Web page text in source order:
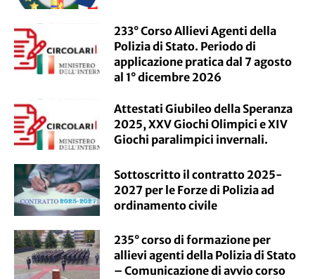
233° Corso Allievi Agenti della
Polizia di Stato. Periodo di
applicazione pratica dal 7 agosto
al 1° dicembre 2026
Attestati Giubileo della Speranza
2025, XXV Giochi Olimpici e XIV
Giochi paralimpici invernali.
Sottoscritto il contratto 2025-
2027 per le Forze di Polizia ad
ordinamento civile
235° corso di formazione per
allievi agenti della Polizia di Stato
– Comunicazione di avvio corso